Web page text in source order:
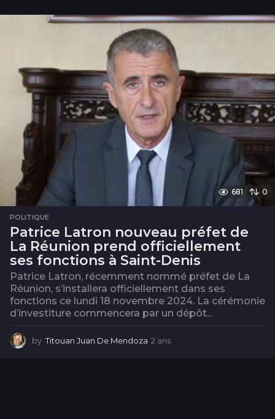
681 0
POLITIQUE
Patrice Latron nouveau préfet de
La Réunion prend officiellement
ses fonctions à Saint-Denis
Patrice Latron, récemment nommé préfet de La
Réunion, s’installera officiellement dans ses
fonctions ce lundi 18 novembre 2024. La cérémonie
d’investiture commencera par un dépôt...
by Titouan Juan De Mendoza 2 ans